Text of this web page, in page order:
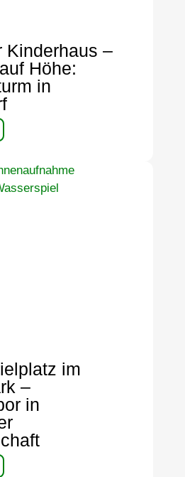
Kinderhaus –
Höhe:
in
im
–
in